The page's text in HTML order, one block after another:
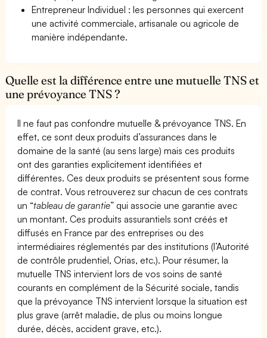
Entrepreneur Individuel : les personnes qui exercent
une activité commerciale, artisanale ou agricole de
manière indépendante.
Quelle est la différence entre une mutuelle TNS et
une prévoyance TNS ?
Il ne faut pas confondre mutuelle & prévoyance TNS. En
effet, ce sont deux produits d’assurances dans le
domaine de la santé (au sens large) mais ces produits
ont des garanties explicitement identifiées et
différentes. Ces deux produits se présentent sous forme
de contrat. Vous retrouverez sur chacun de ces contrats
un “tableau de garantie” qui associe une garantie avec
un montant. Ces produits assurantiels sont créés et
diffusés en France par des entreprises ou des
intermédiaires réglementés par des institutions (l’Autorité
de contrôle prudentiel, Orias, etc.). Pour résumer, la
mutuelle TNS intervient lors de vos soins de santé
courants en complément de la Sécurité sociale, tandis
que la prévoyance TNS intervient lorsque la situation est
plus grave (arrêt maladie, de plus ou moins longue
durée, décès, accident grave, etc.).